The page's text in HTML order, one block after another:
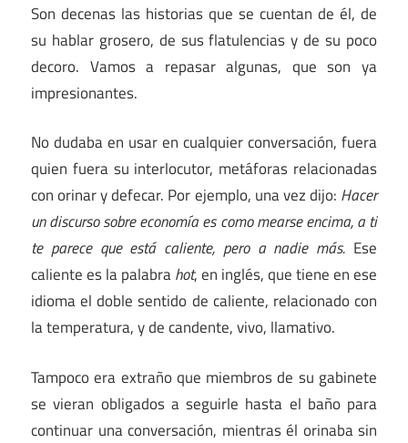
Son decenas las historias que se cuentan de él, de
su hablar grosero, de sus flatulencias y de su poco
decoro. Vamos a repasar algunas, que son ya
impresionantes.
No dudaba en usar en cualquier conversación, fuera
quien fuera su interlocutor, metáforas relacionadas
con orinar y defecar. Por ejemplo, una vez dijo: Hacer
un discurso sobre economía es como mearse encima, a ti
te parece que está caliente, pero a nadie más. Ese
caliente es la palabrahot, en inglés, que tiene en ese
idioma el doble sentido de caliente, relacionado con
la temperatura, y de candente, vivo, llamativo.
Tampoco era extraño que miembros de su gabinete
se vieran obligados a seguirle hasta el baño para
continuar una conversación, mientras él orinaba sin